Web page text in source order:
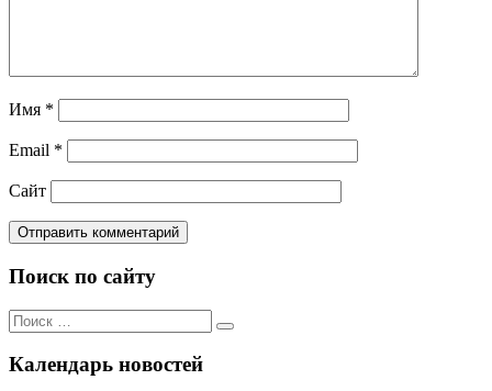
Имя *
Email *
Сайт
Поиск по сайту
Поиск
по:
Поиск
Календарь новостей